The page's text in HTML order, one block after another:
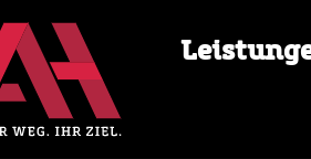
9281 82116-0